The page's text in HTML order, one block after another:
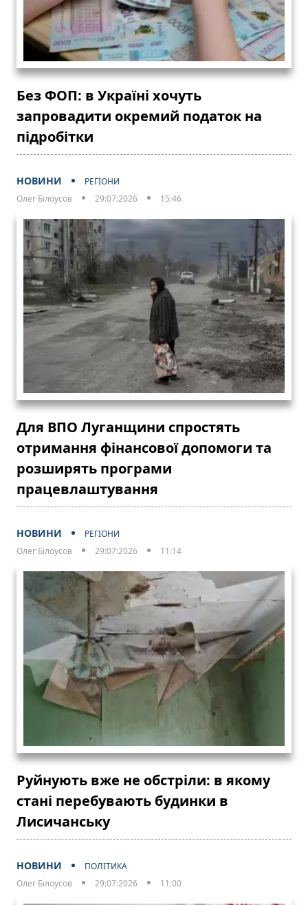
Без ФОП: в Україні хочуть
запровадити окремий податок на
підробітки
НОВИНИ
РЕГІОНИ
Олег Білоусов
29:07:2026 15:46
Для ВПО Луганщини спростять
отримання фінансової допомоги та
розширять програми
працевлаштування
НОВИНИ
РЕГІОНИ
Олег Білоусов
29:07:2026 11:14
Руйнують вже не обстріли: в якому
стані перебувають будинки в
Лисичанську
НОВИНИ
ПОЛІТИКА
Олег Білоусов
29:07:2026 11:00